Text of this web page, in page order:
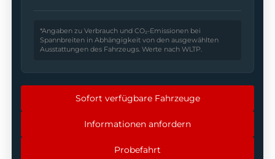
*Angaben zu Verbrauch und CO₂-Emissionen bei
Spannbreiten in Abhängigkeit von den ausgewählten
Ausstattungen des Fahrzeugs. Werte nach WLTP.
Sofort verfügbare Fahrzeuge
Informationen anfordern
Probefahrt